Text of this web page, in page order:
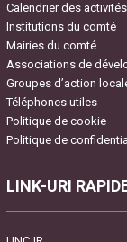
Calendrier des
Institutions du comté
Mairies du comté
Associations de
Groupes d’action
Téléphones utiles
Politique de cookie
Politique de
LINK-URI